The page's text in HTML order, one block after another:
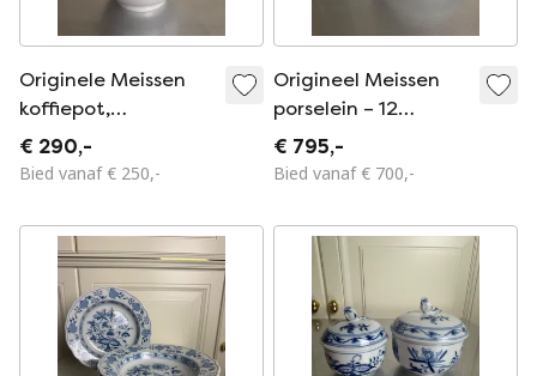
Originele Meissen
koffiepot,
uienpatroon –
eerste keus –
€ 290,-
Bied vanaf € 250,-
Origineel Meissen
porselein – 12
dinerborden,
uienpatroon – Vorm
Ø 25 cm –
Uitstekende staat
€ 795,-
Bied vanaf € 700,-